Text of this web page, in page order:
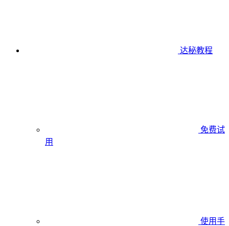
达秘教程
免费试
用
使用手